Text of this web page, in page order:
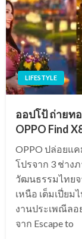
LIFESTYLE
ออปโป้ ถ่ายท
OPPO Find
OPPO ปล่อยแค
โปรจาก 3 ช่า
วัฒนธรรมไทยจ
เหนือ เต็มเปี่ย
งานประเพณีล
จาก Escape to